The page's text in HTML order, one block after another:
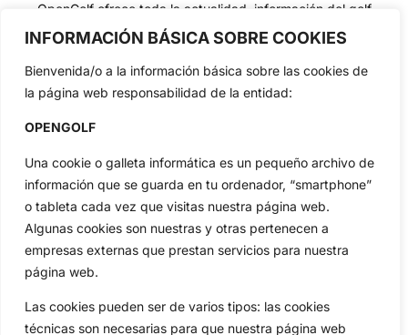
INFORMACIÓN BÁSICA SOBRE COOKIES
Bienvenida/o a la información básica sobre las cookies de
la página web responsabilidad de la entidad:
OPENGOLF
Una cookie o galleta informática es un pequeño archivo de
información que se guarda en tu ordenador, “smartphone”
o tableta cada vez que visitas nuestra página web.
Algunas cookies son nuestras y otras pertenecen a
empresas externas que prestan servicios para nuestra
página web.
Las cookies pueden ser de varios tipos: las cookies
técnicas son necesarias para que nuestra página web
OpenGolf ofrece toda la actualidad, información del golf
profesional y amateur, resultados en directo, vídeos, noticias,
Jon Rahm, LIV Golf, PGA Tour, Ryder Cup, DP World Tour, LPGA
Categorias
Actualidad
Amateurs
Circuitos
Especiales
Reglas
Vídeos
De Interés
Compañía
Aviso Legal
Política de Cookies